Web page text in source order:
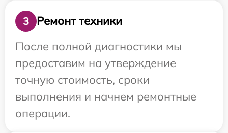
3
Ремонт техники
После полной диагностики мы
предоставим на утверждение
точную стоимость, сроки
выполнения и начнем ремонтные
операции.